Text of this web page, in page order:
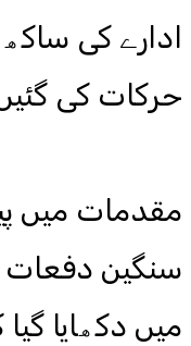
ادارے کی
حرکات کی
مقدمات میں
سنگین دفعات
میں دکھایا